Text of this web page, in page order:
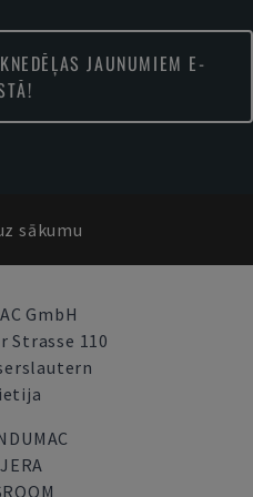
JAUNUMIEM E-
sākumu
GmbH
Strasse 110